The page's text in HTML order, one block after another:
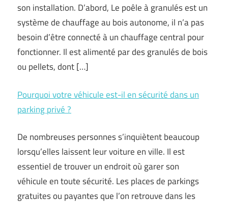
son installation. D’abord, Le poêle à granulés est un
système de chauffage au bois autonome, il n’a pas
besoin d’être connecté à un chauffage central pour
fonctionner. Il est alimenté par des granulés de bois
ou pellets, dont […]
Pourquoi votre véhicule est-il en sécurité dans un
parking privé ?
De nombreuses personnes s’inquiètent beaucoup
lorsqu’elles laissent leur voiture en ville. Il est
essentiel de trouver un endroit où garer son
véhicule en toute sécurité. Les places de parkings
gratuites ou payantes que l’on retrouve dans les